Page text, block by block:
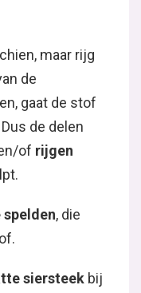
maar rijg
de
gaat de stof
de delen
of rijgen
spelden, die
siersteek bij